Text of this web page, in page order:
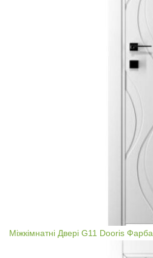
Міжкімнатні Двері G11 Dooris Фарба